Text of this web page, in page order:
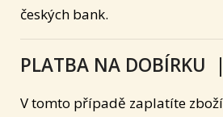
českých bank.
PLATBA NA DOBÍRKU
V tomto případě zaplatíte